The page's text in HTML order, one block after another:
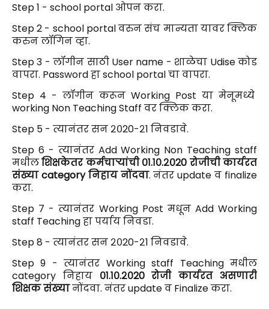
Step 1 - school portal ओपन करा.
Step 2 - school portal वरुन संच मान्यता यावर क्लिक
करुन लॉगिन व्हा.
Step 3 - लॉगीन साठी User name - शाळेचा Udise कोड
वापरा. Password हा school portal चा वापरा.
Step 4 - लॉगीन करून Working Post या मेनूमध्ये
working Non Teaching Staff वर क्लिक करा.
Step 5 - त्यानंतर सन २०20-२1 निवडावे.
Step 6 - त्यानंतर Add Working Non Teaching staff
मधीलशिक्षकेतर कर्मचाऱ्यांची ०१.१०.२०20 रोजीची कार्यरत
संख्या category निहाय नोंदवा. नंतर update व finalize
करा.
Step 7 -त्यानंतर Working Post मधून Add Working
staff Teaching हा पर्याय निवडा.
Step 8 - त्यानंतर सन २०20-२1 निवडावे.
Step 9 - त्यानंतर Workingstaff Teaching मधील
category निहाय ०१.१०.२०20 रोजी कार्यरत असणारी
शिक्षक संख्यानोंदवा. नंतर update व Finalize करा.